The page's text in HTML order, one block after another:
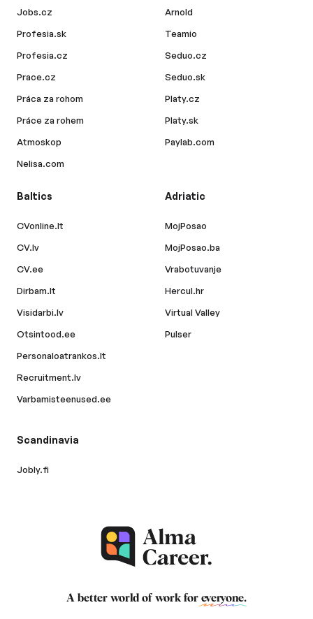
Jobs.cz
Profesia.sk
Profesia.cz
Prace.cz
Práca za rohom
Práce za rohem
Atmoskop
Nelisa.com
Arnold
Teamio
Seduo.cz
Seduo.sk
Platy.cz
Platy.sk
Paylab.com
Baltics
CVonline.lt
CV.lv
CV.ee
Dirbam.lt
Visidarbi.lv
Otsintood.ee
Personaloatrankos.lt
Recruitment.lv
Varbamisteenused.ee
Adriatic
MojPosao
MojPosao.ba
Vrabotuvanje
Hercul.hr
Virtual Valley
Pulser
Scandinavia
Jobly.fi
A better world of work for everyone.